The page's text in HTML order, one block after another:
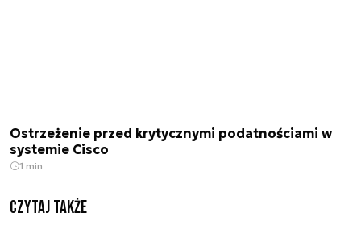
Ostrzeżenie przed krytycznymi podatnościami w
systemie Cisco
1 min.
Czytaj także